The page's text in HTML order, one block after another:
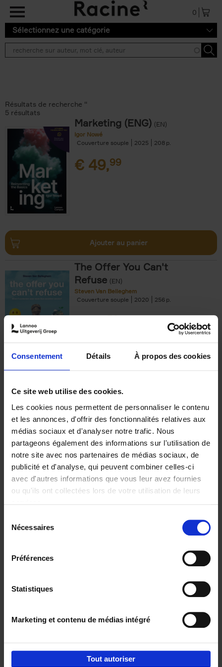
Consentement Détails À propos des cookies
Ce site web utilise des cookies.
Les cookies nous permettent de personnaliser le contenu
et les annonces, d'offrir des fonctionnalités relatives aux
médias sociaux et d'analyser notre trafic. Nous
partageons également des informations sur l'utilisation de
notre site avec nos partenaires de médias sociaux, de
publicité et d'analyse, qui peuvent combiner celles-ci
avec d'autres informations que vous leur avez fournies
ou qu'ils ont collectées lors de votre utilisation de leurs
Nécessaires
Préférences
Statistiques
Marketing et contenu de médias intégré
Tout autoriser
Aller au contenu principal
0
Sélectionnez une catégorie
Résultats de recherche ''
5 résultats
Marketing (ENG) (EN)
Igor Nowé
Couverture souple
2025 208
€ 49,99
Ajouter au panier
The Offer You Can't
Refuse (EN)
Steven Van Belleghem
Couverture souple
2020 256
€37,50
Building Bonds = Building
Business
Jochen Roef Jozefien De Feyter
Carolien Boom
Couverture souple
2025 200
€29,99
Digital marketing like a PRO -
completely revised edition (EN)